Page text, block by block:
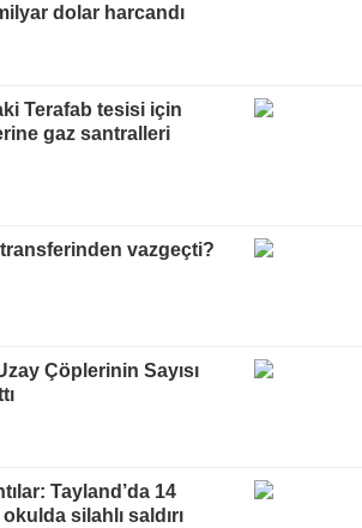
dolar harcandı
Terafab tesisi için
gaz santralleri
vazgeçti?
Çöplerinin Sayısı
Tayland’da 14
silahlı saldırı